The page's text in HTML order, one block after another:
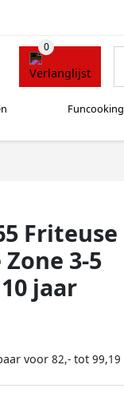
Funcooking
Friteuse
3-5
jaar
voor 82,- tot 99,19